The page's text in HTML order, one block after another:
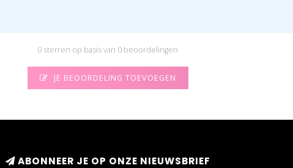
0 sterren op basis van 0 beoordelingen
JE BEOORDELING TOEVOEGEN
ABONNEER JE OP ONZE NIEUWSBRIEF